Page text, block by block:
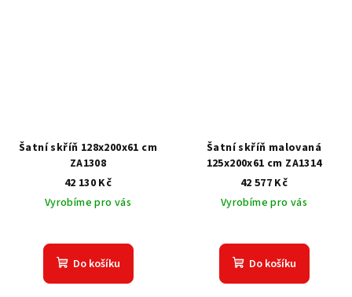
Šatní skříň 128x200x61 cm
ZA1308
42 130 Kč
Vyrobíme pro vás
Do košíku
Šatní skříň malovaná
125x200x61 cm ZA1314
42 577 Kč
Vyrobíme pro vás
Do košíku